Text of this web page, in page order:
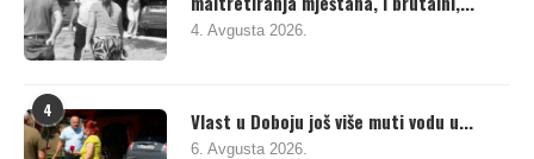
4. Avgusta 2026.
4 Vlast u Doboju još više muti vodu u...
6. Avgusta 2026.